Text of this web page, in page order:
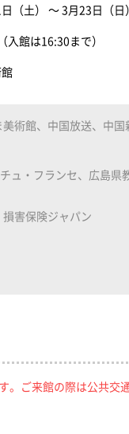
（土） ～ 3月23日（
入館は16:30まで）
術館、中国放送、中国
ュ・フランセ、広島
害保険ジャパン
。ご来館の際は公共交